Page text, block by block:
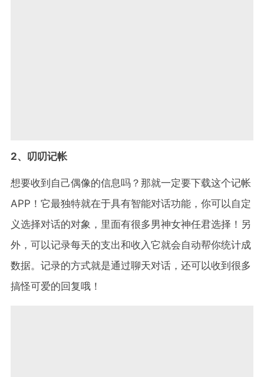
2、叨叨记帐
想要收到自己偶像的信息吗？那就一定要下载这个记帐
APP！它最独特就在于具有智能对话功能，你可以自定
义选择对话的对象，里面有很多男神女神任君选择！另
外，可以记录每天的支出和收入它就会自动帮你统计成
数据。记录的方式就是通过聊天对话，还可以收到很多
搞怪可爱的回复哦！